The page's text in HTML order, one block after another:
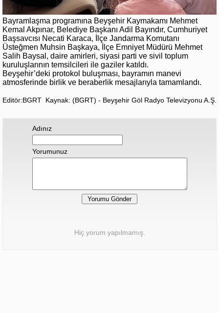
Bayramlaşma programına Beyşehir Kaymakamı Mehmet
Kemal Akpınar, Belediye Başkanı Adil Bayındır, Cumhuriyet
Başsavcısı Necati Karaca, İlçe Jandarma Komutanı
Üsteğmen Muhsin Başkaya, İlçe Emniyet Müdürü Mehmet
Salih Baysal, daire amirleri, siyasi parti ve sivil toplum
kuruluşlarının temsilcileri ile gaziler katıldı.
Beyşehir’deki protokol buluşması, bayramın manevi
atmosferinde birlik ve beraberlik mesajlarıyla tamamlandı.
Editör:BGRT Kaynak: (BGRT) - Beyşehir Göl Radyo Televizyonu A.Ş.
Adınız
Yorumunuz
Hiç yorum yapılmamış.